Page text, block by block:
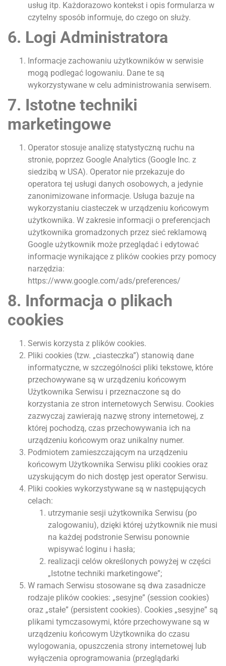
usług itp. Każdorazowo kontekst i opis formularza w
czytelny sposób informuje, do czego on służy.
6. Logi Administratora
Informacje zachowaniu użytkowników w serwisie
mogą podlegać logowaniu. Dane te są
wykorzystywane w celu administrowania serwisem.
7. Istotne techniki
marketingowe
Operator stosuje analizę statystyczną ruchu na
stronie, poprzez Google Analytics (Google Inc. z
siedzibą w USA). Operator nie przekazuje do
operatora tej usługi danych osobowych, a jedynie
zanonimizowane informacje. Usługa bazuje na
wykorzystaniu ciasteczek w urządzeniu końcowym
użytkownika. W zakresie informacji o preferencjach
użytkownika gromadzonych przez sieć reklamową
Google użytkownik może przeglądać i edytować
informacje wynikające z plików cookies przy pomocy
narzędzia:
https://www.google.com/ads/preferences/
8. Informacja o plikach
cookies
Serwis korzysta z plików cookies.
Pliki cookies (tzw. „ciasteczka”) stanowią dane
informatyczne, w szczególności pliki tekstowe, które
przechowywane są w urządzeniu końcowym
Użytkownika Serwisu i przeznaczone są do
korzystania ze stron internetowych Serwisu. Cookies
zazwyczaj zawierają nazwę strony internetowej, z
której pochodzą, czas przechowywania ich na
urządzeniu końcowym oraz unikalny numer.
Podmiotem zamieszczającym na urządzeniu
końcowym Użytkownika Serwisu pliki cookies oraz
uzyskującym do nich dostęp jest operator Serwisu.
Pliki cookies wykorzystywane są w następujących
celach:
utrzymanie sesji użytkownika Serwisu (po
zalogowaniu), dzięki której użytkownik nie musi
na każdej podstronie Serwisu ponownie
wpisywać loginu i hasła;
realizacji celów określonych powyżej w części
„Istotne techniki marketingowe”;
W ramach Serwisu stosowane są dwa zasadnicze
rodzaje plików cookies: „sesyjne” (session cookies)
oraz „stałe” (persistent cookies). Cookies „sesyjne” są
plikami tymczasowymi, które przechowywane są w
urządzeniu końcowym Użytkownika do czasu
wylogowania, opuszczenia strony internetowej lub
wyłączenia oprogramowania (przeglądarki